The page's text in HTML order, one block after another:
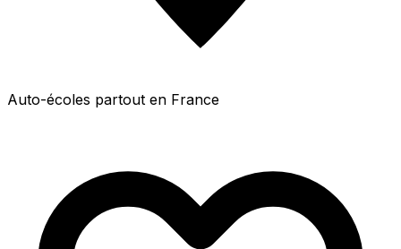
Auto-écoles partout en France